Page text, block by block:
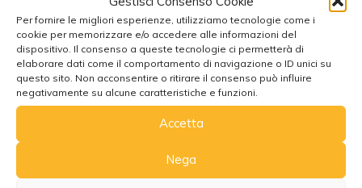
Per fornire le migliori esperienze, utilizziamo tecnologie come i
cookie per memorizzare e/o accedere alle informazioni del
dispositivo. Il consenso a queste tecnologie ci permetterà di
elaborare dati come il comportamento di navigazione o ID unici su
questo sito. Non acconsentire o ritirare il consenso può influire
negativamente su alcune caratteristiche e funzioni.
Accetta
Nega